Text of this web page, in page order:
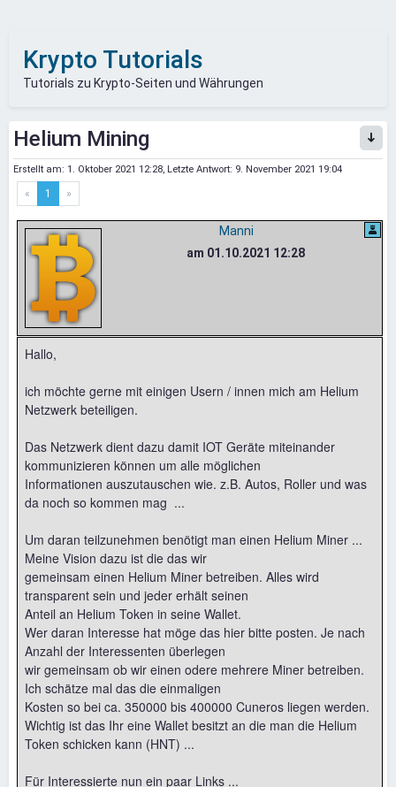
Krypto Tutorials
Tutorials zu Krypto-Seiten und Währungen
Helium Mining
Erstellt am: 1. Oktober 2021 12:28, Letzte Antwort: 9. November 2021 19:04
« 1 »
Manni
am 01.10.2021 12:28
Hallo,
ich möchte gerne mit einigen Usern / innen mich am Helium
Netzwerk beteiligen.
Das Netzwerk dient dazu damit IOT Geräte miteinander
kommunizieren können um alle möglichen
Informationen auszutauschen wie. z.B. Autos, Roller und was
da noch so kommen mag ...
Um daran teilzunehmen benötigt man einen Helium Miner ...
Meine Vision dazu ist die das wir
gemeinsam einen Helium Miner betreiben. Alles wird
transparent sein und jeder erhält seinen
Anteil an Helium Token in seine Wallet.
Wer daran Interesse hat möge das hier bitte posten. Je nach
Anzahl der Interessenten überlegen
wir gemeinsam ob wir einen odere mehrere Miner betreiben.
Ich schätze mal das die einmaligen
Kosten so bei ca. 350000 bis 400000 Cuneros liegen werden.
Wichtig ist das Ihr eine Wallet besitzt an die man die Helium
Token schicken kann (HNT) ...
Für Interessierte nun ein paar Links ...